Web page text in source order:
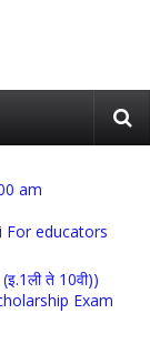
am
For educators
(इ.1ली ते 10वी))
Exam